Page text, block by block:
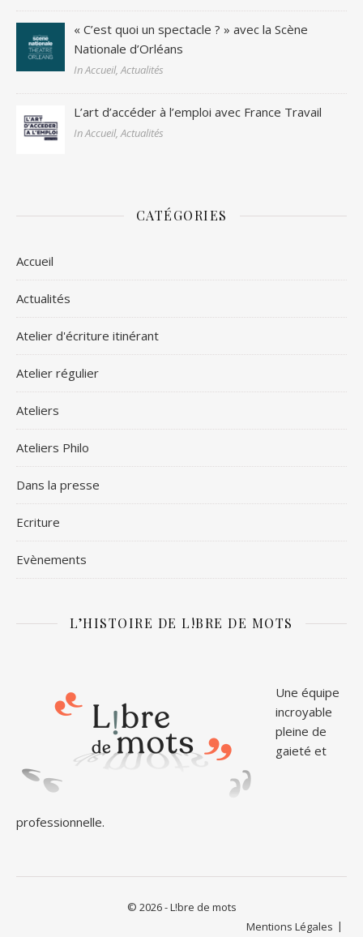
« C’est quoi un spectacle ? » avec la Scène
Nationale d’Orléans
In Accueil, Actualités
L’art d’accéder à l’emploi avec France Travail
In Accueil, Actualités
CATÉGORIES
Accueil
Actualités
Atelier d'écriture itinérant
Atelier régulier
Ateliers
Ateliers Philo
Dans la presse
Ecriture
Evènements
L’HISTOIRE DE L!BRE DE MOTS
Une équipe
incroyable
pleine de
gaieté et
professionnelle.
© 2026 - L!bre de mots
Mentions Légales